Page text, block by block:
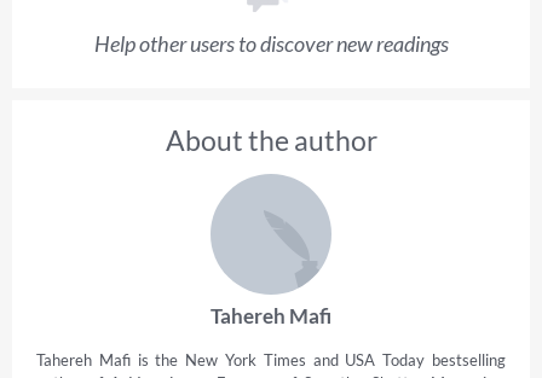
Help other users to discover new readings
About the author
Tahereh Mafi
Tahereh Mafi is the New York Times and USA Today bestselling